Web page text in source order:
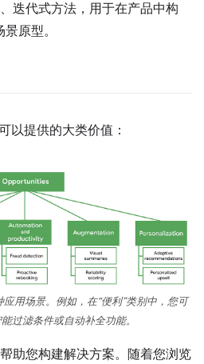
迭代式方法，用于在产品中构
原型。
以提供的大类价值：
用场景。例如，在“便利”类别中，您可
过滤条件或自动补全功能。
助您构建解决方案。随着您浏览